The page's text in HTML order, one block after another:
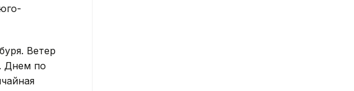
Ветер
Днем по